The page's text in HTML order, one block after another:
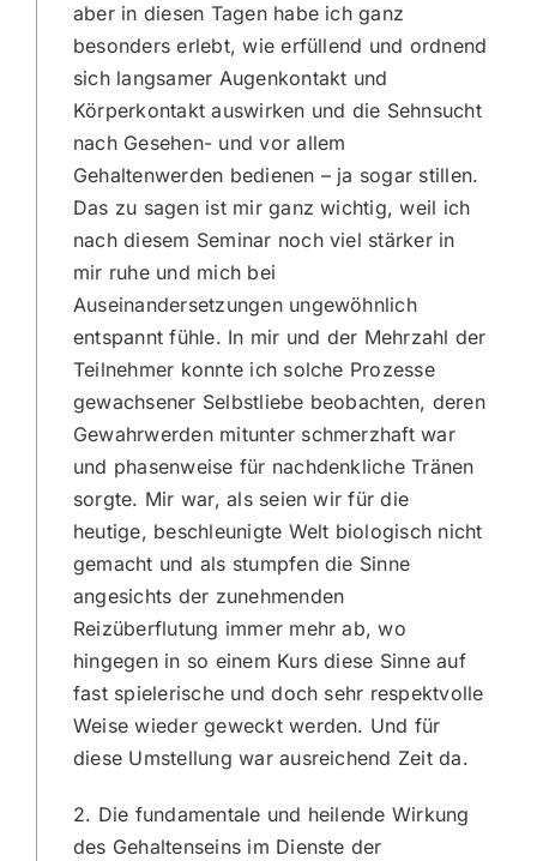
aber in diesen Tagen habe ich ganz
besonders erlebt, wie erfüllend und ordnend
sich langsamer Augenkontakt und
Körperkontakt auswirken und die Sehnsucht
nach Gesehen- und vor allem
Gehaltenwerden bedienen – ja sogar stillen.
Das zu sagen ist mir ganz wichtig, weil ich
nach diesem Seminar noch viel stärker in
mir ruhe und mich bei
Auseinandersetzungen ungewöhnlich
entspannt fühle. In mir und der Mehrzahl der
Teilnehmer konnte ich solche Prozesse
gewachsener Selbstliebe beobachten, deren
Gewahrwerden mitunter schmerzhaft war
und phasenweise für nachdenkliche Tränen
sorgte. Mir war, als seien wir für die
heutige, beschleunigte Welt biologisch nicht
gemacht und als stumpfen die Sinne
angesichts der zunehmenden
Reizüberflutung immer mehr ab, wo
hingegen in so einem Kurs diese Sinne auf
fast spielerische und doch sehr respektvolle
Weise wieder geweckt werden. Und für
diese Umstellung war ausreichend Zeit da.
2. Die fundamentale und heilende Wirkung
des Gehaltenseins im Dienste der